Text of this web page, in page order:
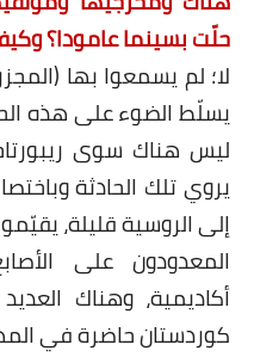
حلّت بسينما عامودا؟
لا؛ لم يسمعوا بها
يسلّط الضوء على هذه
ليس هناك سوى
يروي تلك الحادثة
إلى الروسية قليلة،
المعدودون على
أكاديمية، وهناك
كوردستان حاضرة في